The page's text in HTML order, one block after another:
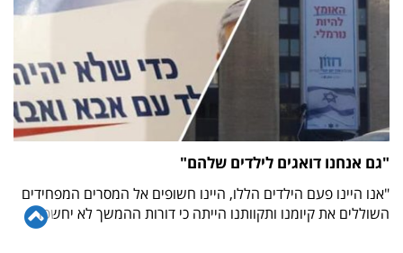
"גם אנחנו דואגים לילדים שלהם"
"אנו היינו פעם הילדים הללו, היינו חשופים אל המסרים המפחידים
השוללים את קיומנו ותקוותנו הייתה כי דורות ההמשך לא יחשפו